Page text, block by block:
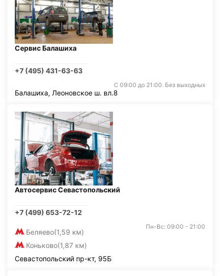
Сервис Балашиха
+7 (495) 431-63-63
С 09:00 до 21:00. Без выходных
Балашиха, Леоновское ш. вл.8
Автосервис Севастопольский
+7 (499) 653-72-12
Беляево(1,59 км)
Коньково(1,87 км)
Пн-Вс: 09:00 - 21:00
Севастопольский пр-кт, 95Б